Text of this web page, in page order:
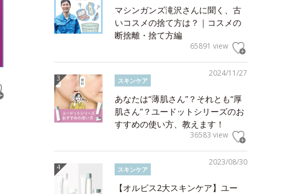
マシンガンズ滝沢さんに聞く、古
いコスメの捨て方は？｜コスメの
断捨離・捨て方編
65891 view
2024/11/27
スキンケア
あなたは“薄肌さん”？それとも“厚
肌さん”？ユードットシリーズのお
すすめの使い方、教えます！
36583 view
2023/08/30
スキンケア
【オルビス2大スキンケア】ユー